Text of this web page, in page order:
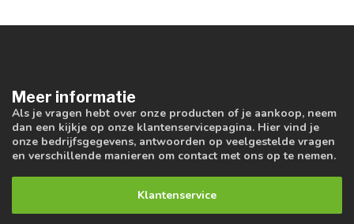
Meer informatie
Als je vragen hebt over onze producten of je aankoop, neem
dan een kijkje op onze klantenservicepagina. Hier vind je
onze bedrijfsgegevens, antwoorden op veelgestelde vragen
en verschillende manieren om contact met ons op te nemen.
Klantenservice